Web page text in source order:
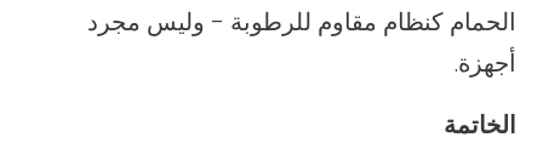
الحمام كنظام مقاوم للرطوبة - وليس مجرد
أجهزة.
الخاتمة